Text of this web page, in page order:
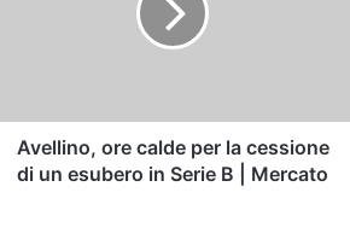
Avellino, ore calde per la cessione
di un esubero in Serie B | Mercato